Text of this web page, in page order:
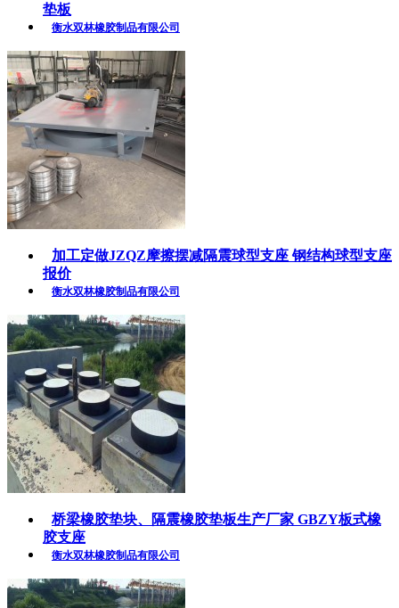
垫板
衡水双林橡胶制品有限公司
加工定做JZQZ摩擦摆减隔震球型支座 钢结构球型支座
报价
衡水双林橡胶制品有限公司
桥梁橡胶垫块、隔震橡胶垫板生产厂家 GBZY板式橡
胶支座
衡水双林橡胶制品有限公司